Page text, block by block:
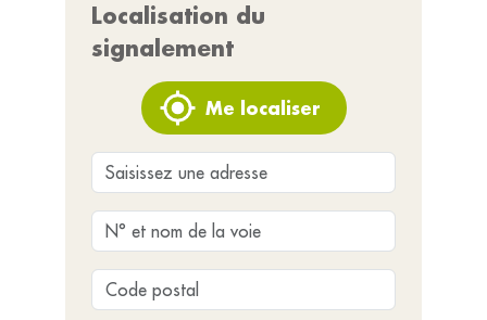
Localisation du
signalement
Me localiser